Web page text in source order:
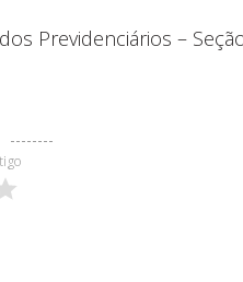
Previdenciários –